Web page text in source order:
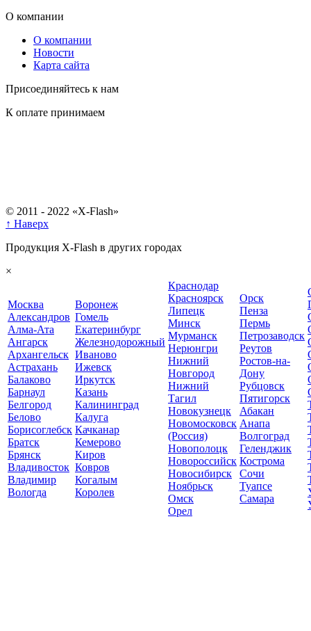
О компании
О компании
Новости
Карта сайта
Присоединяйтесь к нам
К оплате принимаем
© 2011 - 2022 «X-Flash»
↑ Наверх
Продукция X-Flash в других городах
×
Москва
Александров
Алма-Ата
Ангарск
Архангельск
Астрахань
Балаково
Барнаул
Белгород
Белово
Борисоглебск
Братск
Брянск
Владивосток
Владимир
Вологда
Воронеж
Гомель
Екатеринбург
Железнодорожный
Иваново
Ижевск
Иркутск
Казань
Калининград
Калуга
Качканар
Кемерово
Киров
Ковров
Когалым
Королев
Краснодар
Красноярск
Липецк
Минск
Мурманск
Нерюнгри
Нижний
Новгород
Нижний
Тагил
Новокузнецк
Новомосковск
(Россия)
Новополоцк
Новороссийск
Новосибирск
Ноябрьск
Омск
Орел
Орск
Пенза
Пермь
Петрозаводск
Реутов
Ростов-на-
Дону
Рубцовск
Пятигорск
Абакан
Анапа
Волгоград
Геленджик
Кострома
Сочи
Туапсе
Самара